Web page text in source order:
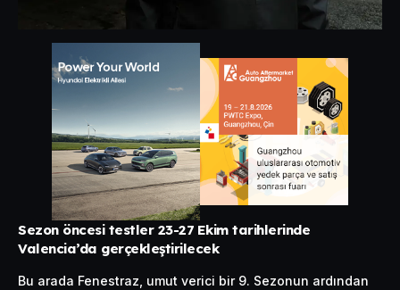
Sezon öncesi testler 23-27 Ekim tarihlerinde
Valencia’da gerçekleştirilecek
Bu arada Fenestraz, umut verici bir 9. Sezonun ardından